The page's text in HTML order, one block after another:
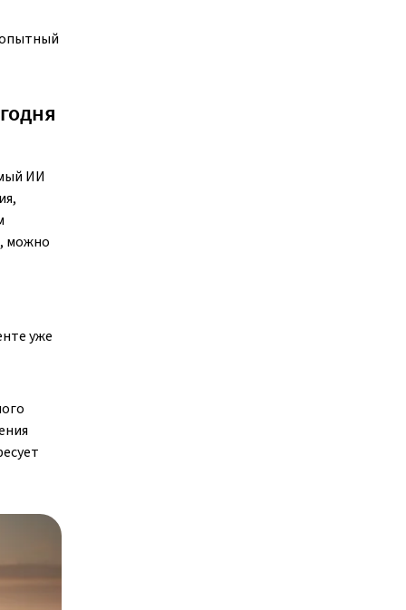
ИИ
можно
уже